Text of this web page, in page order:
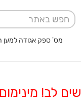
מס' ספק אגודה למען החייל 3003161 | מס' ספק משרד הביטחון 11010197 | מס' ספק
שים לב! מינימום הזמנה 1500 ש"ח,